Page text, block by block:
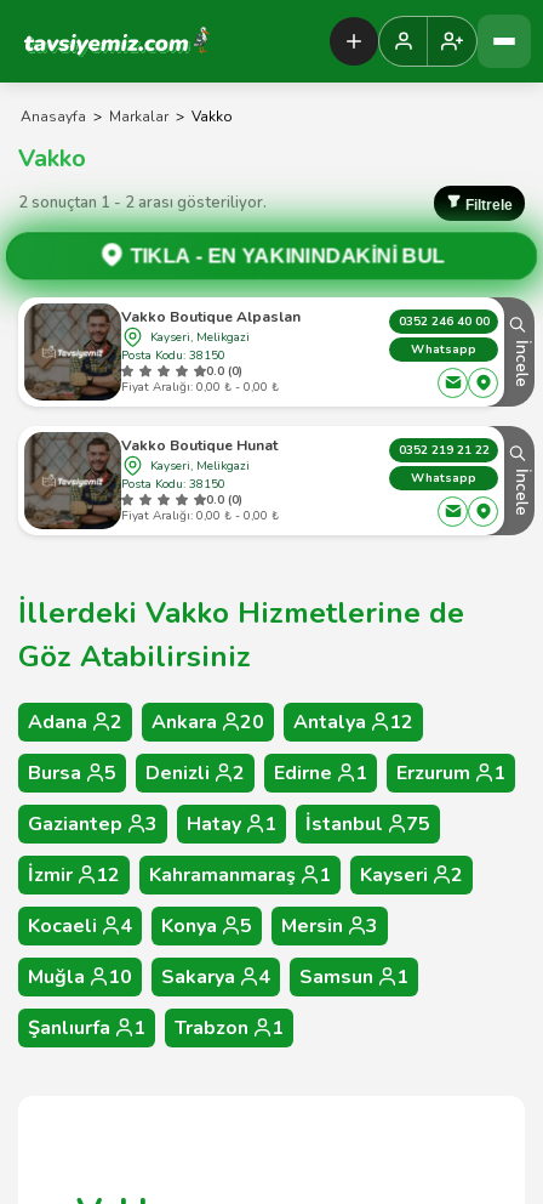
Tavsiyemiz Anasayfa
Anasayfa > Markalar > Vakko
Vakko
2 sonuçtan 1 - 2 arası gösteriliyor. Filtrele
TIKLA -EN YAKININDAKİNİ BUL
Vakko Boutique Alpaslan
Kayseri, Melikgazi
Posta Kodu: 38150
0.0 (0)
Fiyat Aralığı: 0,00 ₺ - 0,00 ₺
0352 246 40 00
Whatsapp
İncele
Vakko Boutique Hunat
Kayseri, Melikgazi
Posta Kodu: 38150
0.0 (0)
Fiyat Aralığı: 0,00 ₺ - 0,00 ₺
0352 219 21 22
Whatsapp
İncele
İllerdeki Vakko Hizmetlerine de
Göz Atabilirsiniz
Adana 2 Ankara 20 Antalya
12
Bursa
5 Denizli 2 Edirne 1 Erzurum
1
Gaziantep
3 Hatay 1 İstanbul
75
İzmir
12 Kahramanmaraş 1 Kayseri
2
Kocaeli
4 Konya 5 Mersin
3
Muğla
10 Sakarya 4 Samsun
1
Şanlıurfa
1 Trabzon 1